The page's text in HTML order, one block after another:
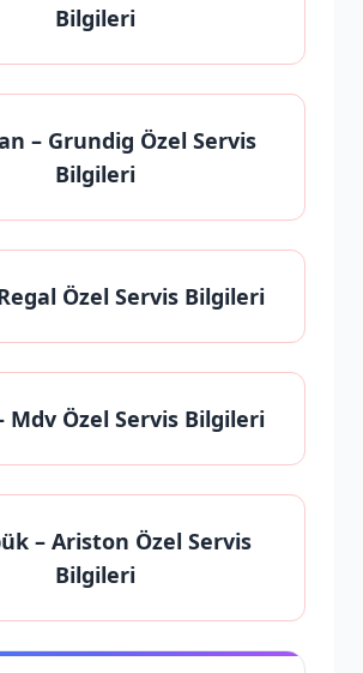
Bilgileri
– Grundig Özel Servis
Bilgileri
Özel Servis Bilgileri
Mdv Özel Servis Bilgileri
– Ariston Özel Servis
Bilgileri